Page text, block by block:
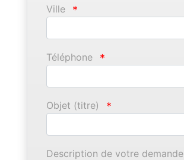
Ville *
Téléphone *
Objet (titre) *
Description de votre demande